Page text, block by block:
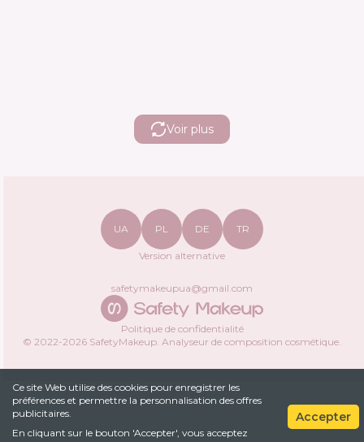
Ce site Web utilise des cookies pour enregistrer les
préférences et permettre la personnalisation des offres
publicitaires.
En cliquant sur le bouton 'Accepter', vous acceptez
Accepter
Voir plus
Politique de confidentialité
© 2022-2026 SafetyMakeup. Analyseur de composition cosmétique.
UA PL DE TR
Version alternative
safetymakeupua@gmail.com